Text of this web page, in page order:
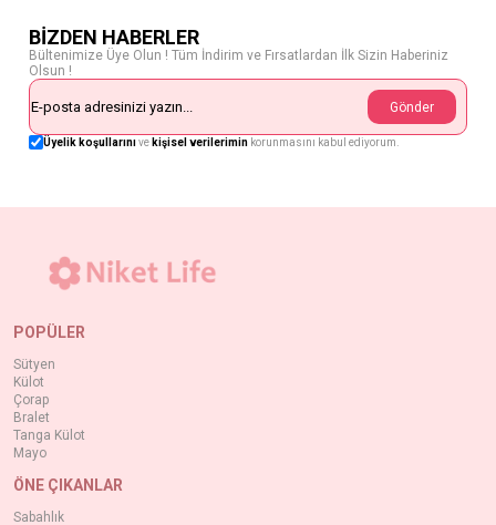
BİZDEN HABERLER
Bültenimize Üye Olun ! Tüm İndirim ve Fırsatlardan İlk Sizin Haberiniz
Olsun !
Gönder
Üyelik koşullarınıve kişisel verilerimin korunmasını kabul ediyorum.
POPÜLER
Sütyen
Külot
Çorap
Bralet
Tanga Külot
Mayo
ÖNE ÇIKANLAR
Sabahlık